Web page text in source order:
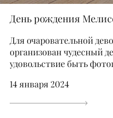
День рождения
Для очаровательной
организован чудесный
удовольствие быть
14 января 2024